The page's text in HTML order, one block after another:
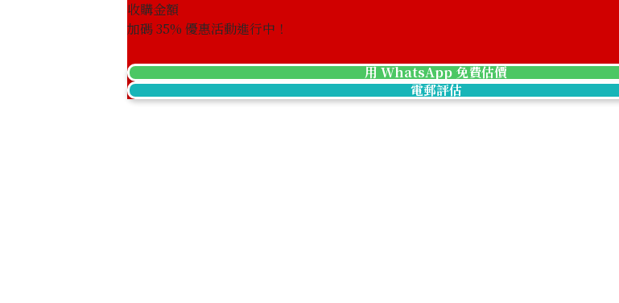
18K gold (K18) Kihei ring
3.4g
參考回收價
HKD 3,539.54
收購金額
加碼35% 優惠活動進行中！
用 WhatsApp 免費估價
電郵評估